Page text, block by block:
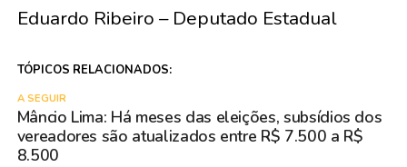
Eduardo Ribeiro – Deputado Estadual
TÓPICOS RELACIONADOS:
A SEGUIR
Mâncio Lima: Há meses das eleições, subsídios dos
vereadores são atualizados entre R$ 7.500 a R$
8.500